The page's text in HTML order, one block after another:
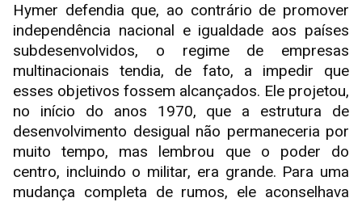
Hymer defendia que, ao contrário de promover
independência nacional e igualdade aos países
subdesenvolvidos, o regime de empresas
multinacionais tendia, de fato, a impedir que
esses objetivos fossem alcançados. Ele projetou,
no início do anos 1970, que a estrutura de
desenvolvimento desigual não permaneceria por
muito tempo, mas lembrou que o poder do
centro, incluindo o militar, era grande. Para uma
mudança completa de rumos, ele aconselhava